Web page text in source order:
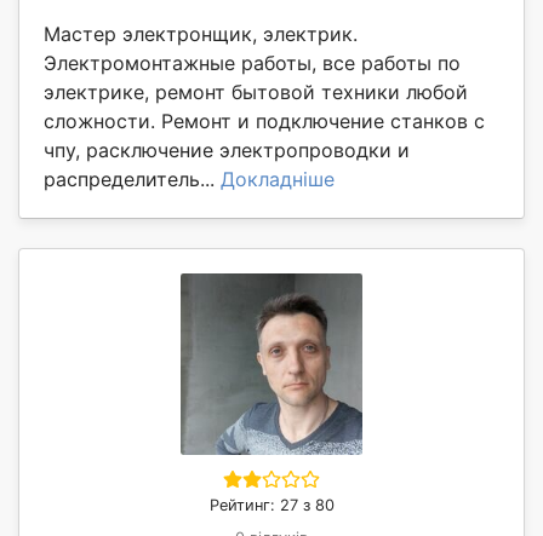
Мастер электронщик, электрик.
Электромонтажные работы, все работы по
электрике, ремонт бытовой техники любой
сложности. Ремонт и подключение станков с
чпу, расключение электропроводки и
распределитель... Докладніше
Рейтинг: 27 з 80